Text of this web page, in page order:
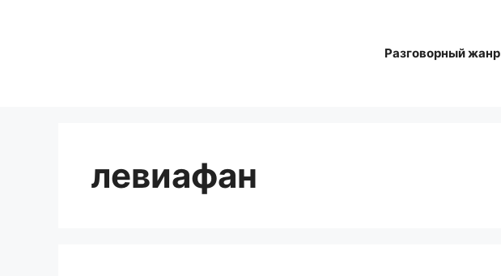
Разговорный жанр
левиафан